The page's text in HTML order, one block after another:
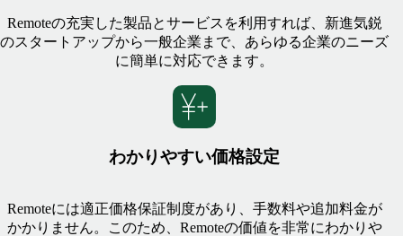
Remoteの充実した製品とサービスを利用すれば、新進気鋭
のスタートアップから一般企業まで、あらゆる企業のニーズ
に簡単に対応できます。
わかりやすい価格設定
Remoteには適正価格保証制度があり、手数料や追加料金が
かかりません。このため、Remoteの価値を非常にわかりや